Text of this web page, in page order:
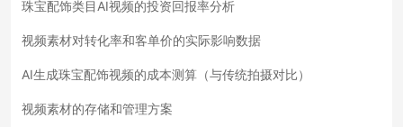
珠宝配饰类目AI视频的投资回报率分析
视频素材对转化率和客单价的实际影响数据
AI生成珠宝配饰视频的成本测算（与传统拍摄对比）
视频素材的存储和管理方案